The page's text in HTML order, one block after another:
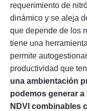
requerimiento de
dinámico y se aleja
que depende de los
tiene una
permite
productividad que
una ambientación
podemos generar
NDVI combinables